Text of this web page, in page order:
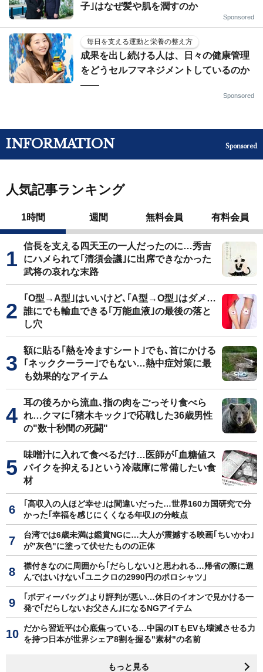
子｣はなぜ髪や肌を潤すのか
Sponsored
毎日を支える運動と栄養の整え方
成果を出し続ける人は、日々の健康管理
をどうセルフマネジメントしているのか
——
Sponsored
INFORMATION Sponsored
人気記事ランキング
1時間 週間 無料会員 有料会員
信長を支える四天王の一人だったのに…秀吉
にハメられて｢清須会議｣に出席できなかった
武将の哀れな末路
｢O型→A型｣はいいけど､｢A型→O型｣はダメ…
誰にでも輸血できる｢万能血液｣の最後の落と
し穴
額に貼る｢熱を冷ますシート｣でも､首にかける
｢ネッククーラー｣でもない…熱中症対策に最
も効果的なアイテム
耳の後ろから流血､指の肉をごっそり食べら
れ…クマに｢猪木キック｣で応戦した36歳男性
の"数十秒間の死闘"
味噌汁に入れて食べるだけ…医師が｢血糖値ス
パイクを抑える｣という冷蔵庫に常備したい食
材
｢高収入の人ほど幸せ｣は間違いだった…世界160カ国研究で分
かった｢幸福を感じにくくなる年収｣の分岐点
台湾では6歳未満は鑑賞NGに…大人が震撼する映画｢ちいかわ｣
が"灰色"に塗って伏せたものの正体
襟付きなのに周囲から｢だらしない｣と思われる…帰省の際に選
んではいけない｢ユニクロの2990円のポロシャツ｣
｢ボディーバッグ｣より評判が悪い…休日のイオンで見かける一
発で｢だらしないお父さん｣になるNGアイテム
だから習近平は心底焦っている…中国のITもEVも壊滅させる力
を持つ日本が世界シェア8割を握る"素材"の名前
もっと見る